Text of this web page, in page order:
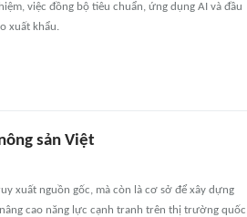
việc đồng bộ tiêu chuẩn, ứng dụng AI và đầu
xuất khẩu.
sản Việt
xuất nguồn gốc, mà còn là cơ sở để xây dựng
cao năng lực cạnh tranh trên thị trường quốc